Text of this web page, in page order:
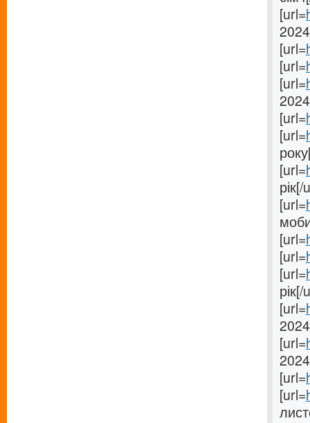
[url=
[url=
[url=
[url=
[url=
[url=
[url=
рік[/
[url=
[url=
[url=
[url=
рік[/
[url=
[url=
[url=
[url=